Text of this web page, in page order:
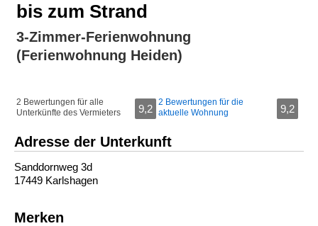
bis zum Strand
3-Zimmer-Ferienwohnung
(Ferienwohnung Heiden)
2 Bewertungen für alle
Unterkünfte des Vermieters
9,2
2 Bewertungen für die
aktuelle Wohnung
9,2
Adresse der Unterkunft
Sanddornweg 3d
17449 Karlshagen
Merken